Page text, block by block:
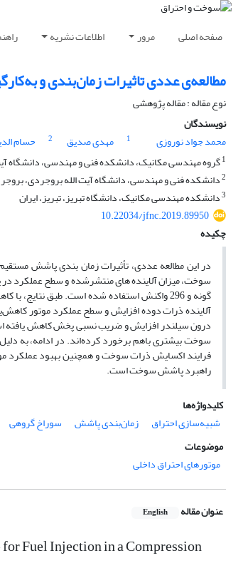
صفحه اصلی مرور اطلاعات نشریه
مطالعه‌ی عددی تاثیرات زمان‌بندی و
نوع مقاله : مقاله پژوهشی
نویسندگان
محمد جواد نوروزی
1 مهدی صدیق 2 حسام
1گروه مهندسی مکانیک، دانشکده فنی و مهندسی، دانشگاه
2دانشکده فنی و مهندسی، دانشگاه آیت الله بروجردی،
3دانشکده مهندسی مکانیک، دانشگاه تبریز، تبریز، ایران
10.22034/jfnc.2019.89950
چکیده
گونه و 296 واکنش استفاده شده است. طبق
آلاینده ذرات دوده افزایش و سطح عملکرد موتور
درون سیلندر افزایش و ضریب نسبی پخش کاهش یافته
سوخت بیشتری باهم برخورد کرده‌اند. در ادامه، به‏
فرایند اکسایش ذرات سوخت و همچنین بهبود عملکرد
راهبرد پاشش سوخت است.
کلیدواژه‌ها
شبیه‌سازی احتراق
زمان‌بندی پاشش سوراخ گروهی
موضوعات
موتورهای احتراق داخلی
عنوان مقاله English
Fuel Injection in a Compression